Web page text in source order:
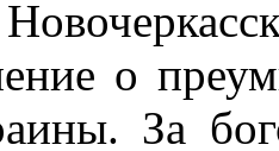
о
За